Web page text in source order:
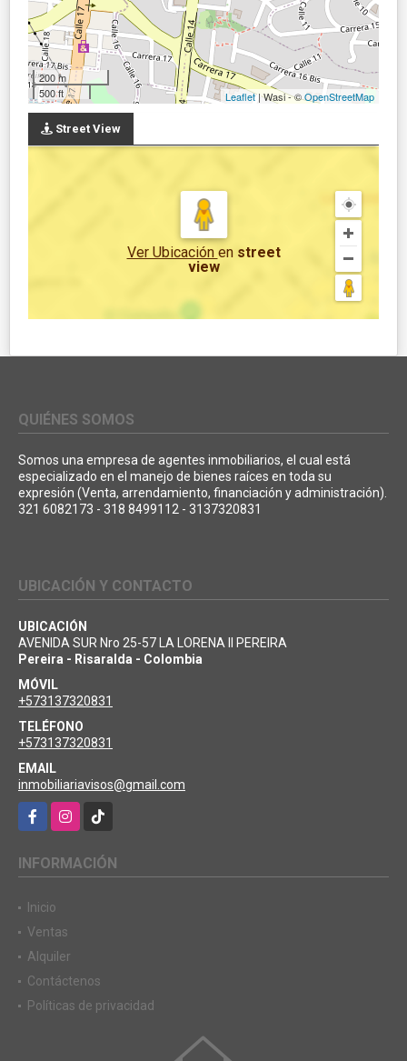
200 m
500 ft
Leaflet| Wasi - ©OpenStreetMap
Street View
Ver Ubicación en street
view
QUIÉNES SOMOS
Somos una empresa de agentes inmobiliarios, el cual está
especializado en el manejo de bienes raíces en toda su
expresión (Venta, arrendamiento, financiación y administración).
321 6082173 - 318 8499112 - 3137320831
UBICACIÓN Y CONTACTO
UBICACIÓN
AVENIDA SUR Nro 25-57 LA LORENA II PEREIRA
Pereira - Risaralda - Colombia
MÓVIL
+573137320831
TELÉFONO
+573137320831
EMAIL
inmobiliariavisos@gmail.com
FacebookInstagramTikTok
INFORMACIÓN
Inicio
Ventas
Alquiler
Contáctenos
Políticas de privacidad